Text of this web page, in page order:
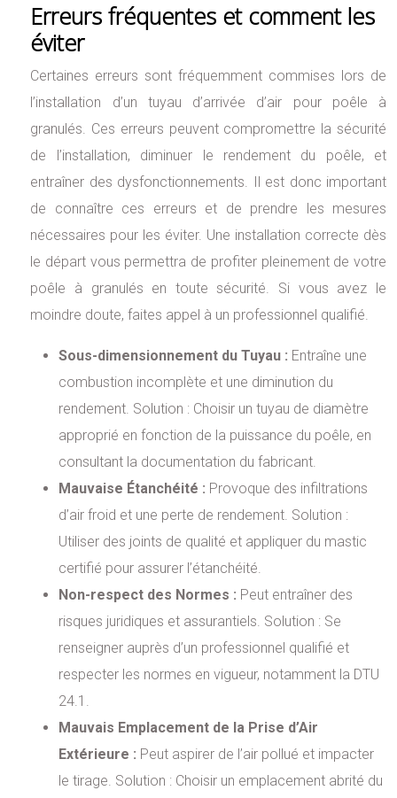
Erreurs fréquentes et comment les
éviter
Certaines erreurs sont fréquemment commises lors de
l’installation d’un tuyau d’arrivée d’air pour poêle à
granulés. Ces erreurs peuvent compromettre la sécurité
de l’installation, diminuer le rendement du poêle, et
entraîner des dysfonctionnements. Il est donc important
de connaître ces erreurs et de prendre les mesures
nécessaires pour les éviter. Une installation correcte dès
le départ vous permettra de profiter pleinement de votre
poêle à granulés en toute sécurité. Si vous avez le
moindre doute, faites appel à un professionnel qualifié.
Sous-dimensionnement du Tuyau : Entraîne une
combustion incomplète et une diminution du
rendement. Solution : Choisir un tuyau de diamètre
approprié en fonction de la puissance du poêle, en
consultant la documentation du fabricant.
Mauvaise Étanchéité : Provoque des infiltrations
d’air froid et une perte de rendement. Solution :
Utiliser des joints de qualité et appliquer du mastic
certifié pour assurer l’étanchéité.
Non-respect des Normes : Peut entraîner des
risques juridiques et assurantiels. Solution : Se
renseigner auprès d’un professionnel qualifié et
respecter les normes en vigueur, notamment la DTU
24.1.
Mauvais Emplacement de la Prise d’Air
Extérieure : Peut aspirer de l’air pollué et impacter
le tirage. Solution : Choisir un emplacement abrité du